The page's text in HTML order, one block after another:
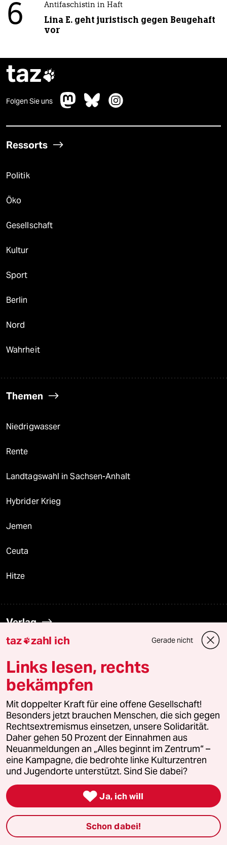
6 Antifaschistin in Haft
Lina E. geht juristisch gegen Beugehaft
vor
taz
Folgen Sie uns
Ressorts
Politik
Öko
Gesellschaft
Kultur
Sport
Berlin
Nord
Wahrheit
Themen
Niedrigwasser
Rente
Landtagswahl in Sachsen-Anhalt
Hybrider Krieg
Jemen
Ceuta
Hitze
Verlag
Hausblog
Die Seitenwende
Stellen
Presse
Unterstützen
abo
taz zahl ich Gerade nicht
Links lesen, rechts
bekämpfen
Mit doppelter Kraft für eine offene Gesellschaft!
Besonders jetzt brauchen Menschen, die sich gegen
Rechtsextremismus einsetzen, unsere Solidarität.
Daher gehen 50 Prozent der Einnahmen aus
Neuanmeldungen an „Alles beginnt im Zentrum“ –
eine Kampagne, die bedrohte linke Kulturzentren
und Jugendorte unterstützt. Sind Sie dabei?
 Ja, ich will
Schon dabei!